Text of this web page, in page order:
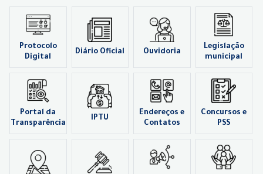
Protocolo
Digital
Diário Oficial Ouvidoria
Legislação
municipal
Portal da
Transparência
IPTU
Endereços e
Contatos
Concursos e
PSS